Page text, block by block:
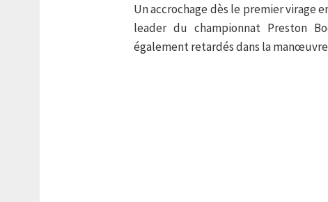
Un accrochage dès le premier virage
leader du championnat Preston
également retardés dans la